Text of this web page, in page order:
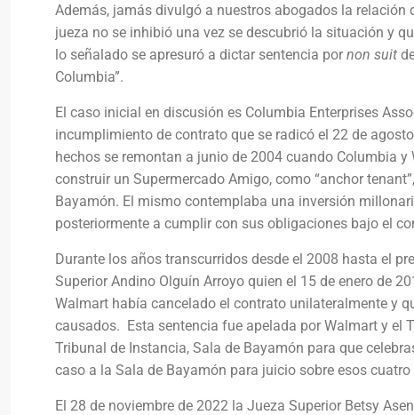
Además, jamás divulgó a nuestros abogados la relación
jueza no se inhibió una vez se descubrió la situación y
lo señalado se apresuró a dictar sentencia por non suit
Columbia”.
El caso inicial en discusión es Columbia Enterprises
incumplimiento de contrato que se radicó el 22 de
hechos se remontan a junio de 2004 cuando Columbia
construir un Supermercado Amigo, como “anchor
Bayamón. El mismo contemplaba una inversión
posteriormente a cumplir con sus obligaciones bajo el
Durante los años transcurridos desde el 2008 hasta el
Superior Andino Olguín Arroyo quien el 15 de enero de
Walmart había cancelado el contrato unilateralmente y
causados. Esta sentencia fue apelada por Walmart y el
Tribunal de Instancia, Sala de Bayamón para que
caso a la Sala de Bayamón para juicio sobre esos
El 28 de noviembre de 2022 la Jueza Superior Betsy